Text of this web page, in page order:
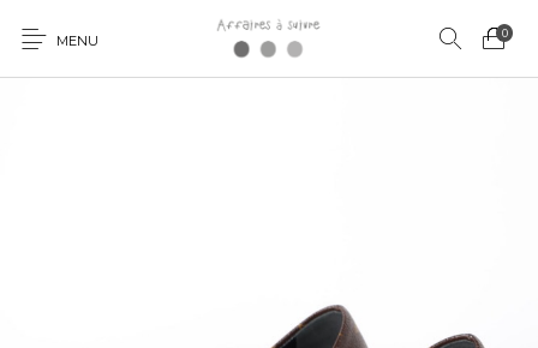
MENU 0